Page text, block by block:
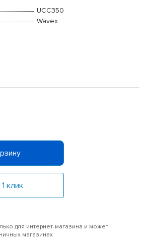
UCC350
Wavex
клик
для интернет-магазина и может
магазинах